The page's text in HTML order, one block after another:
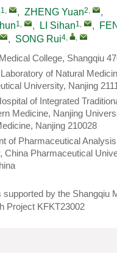
1, , ZHENG Yuan2,
,
1, , LI Sihan1, ,
, SONG Rui4, ,
College, Shangqiu
of Natural
University, Nanjing
of Integrated
Medicine, Nanjing
Nanjing 210028
of Pharmaceutical
China Pharmaceutical
by the Shangqiu
Project KFKT23002